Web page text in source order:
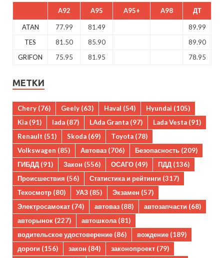
A92 A95 A95+ A98 ДТ
ATAN 77.99 81.49
89.99
TES
81.50 85.90
89.90
GRIFON
75.95 81.95 78.95
МЕТКИ
Chery (76) Geely (63) Haval (54) Hyundai (105)
Kia (91) lada (87) LAda Granta (97) Lada Vesta (91)
Renault (51) Skoda (69) Toyota (78)
Volkswagen (85) Автоваз (706) Безопасность (209)
ГИБДД (91) Закон (556) ОСАГО (49) ПДД (136)
Происшествия (56) Статистика и рейтинги (317)
Техосмотр (80) УАЗ (85) Экзамен (57)
Электросамокат (74) автоваз (88) автозапчасти (68)
авторынок (227) автошкола (81)
водительское удостоверение (86) вождение (189)
дороги (156) закон (84) законопроект (79)